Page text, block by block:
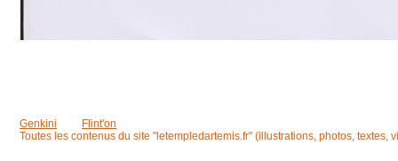
Genkini
Flint'on
Toutes les contenus du site "letempledartemis.fr" (illustrations, photos, textes,